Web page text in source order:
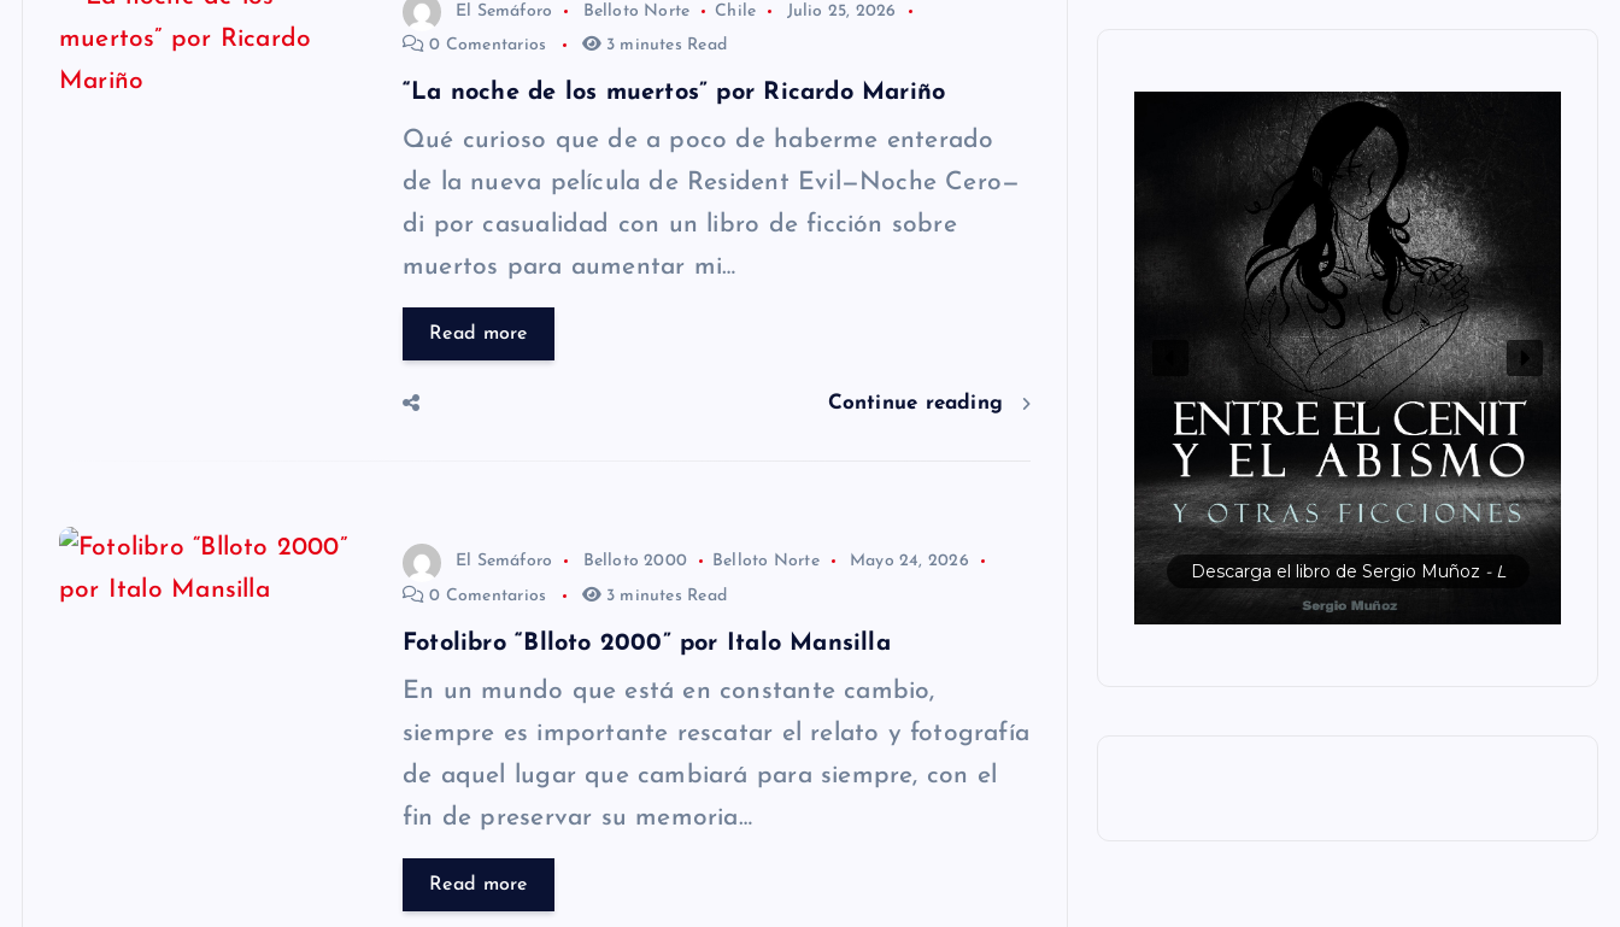
El Semáforo Belloto Norte Chile
Julio 25, 2026
0 Comentarios
3 minutes Read
“La noche de los muertos” por Ricardo Mariño
Qué curioso que de a poco de haberme enterado
de la nueva película de Resident Evil—Noche Cero—
di por casualidad con un libro de ficción sobre
muertos para aumentar mi…
Read more
Continue reading
El Semáforo Belloto 2000 Belloto Norte
Mayo 24, 2026
0 Comentarios
3 minutes Read
Fotolibro “Blloto 2000” por Italo Mansilla
En un mundo que está en constante cambio,
siempre es importante rescatar el relato y fotografía
de aquel lugar que cambiará para siempre, con el
fin de preservar su memoria…
Read more
Descarga el libro de Sergio Muñoz - L